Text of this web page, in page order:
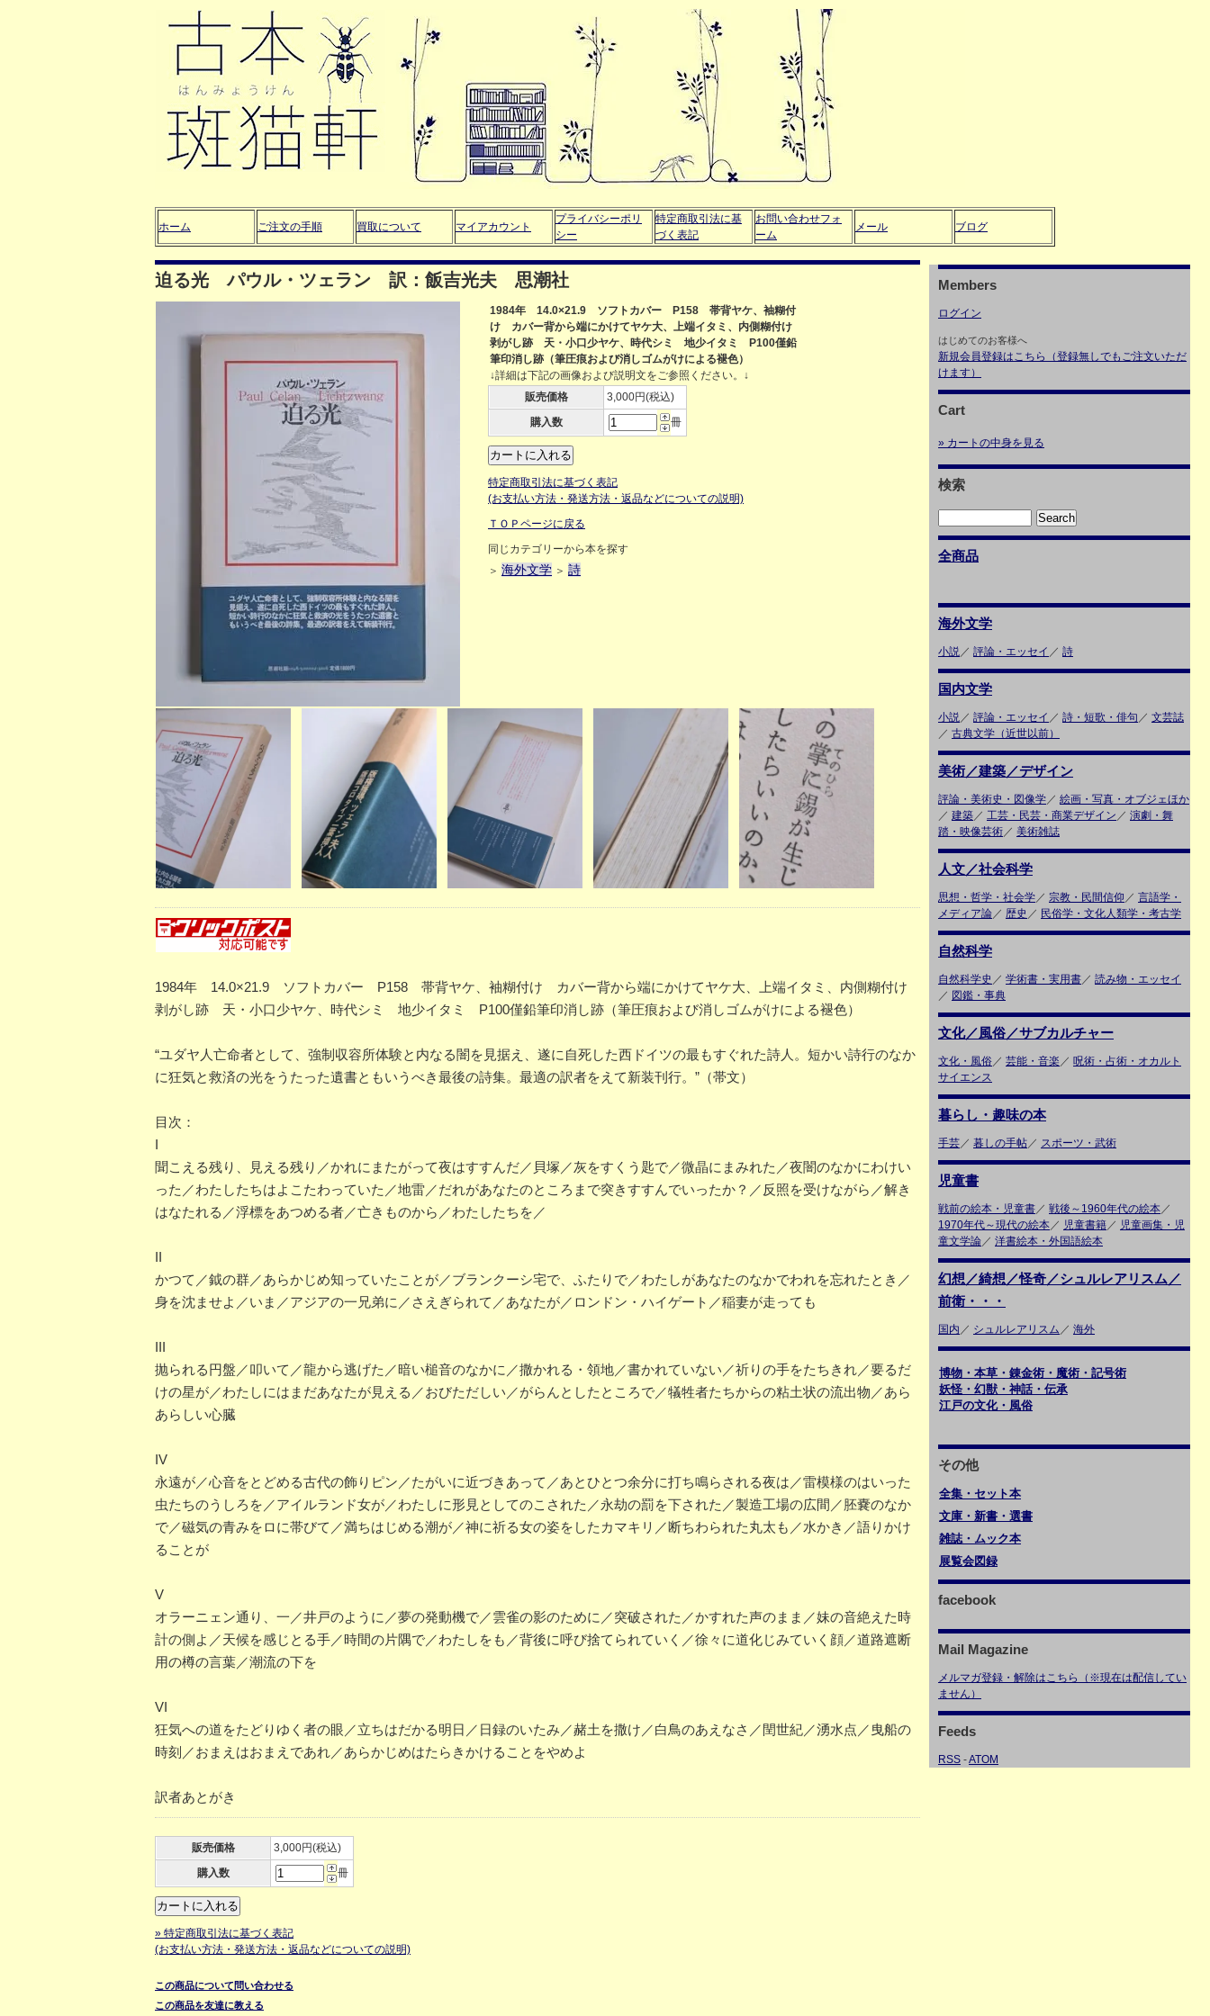
ホーム ご注文の手順 買取について マイアカウント
プライバシーポリ
シー
特定商取引法に基
づく表記
お問い合わせフォ
ーム
メール ブログ
迫る光 パウル・ツェラン 訳：飯吉光夫 思潮社
1984年 14.0×21.9 ソフトカバー P158 帯背ヤケ、袖糊付
け カバー背から端にかけてヤケ大、上端イタミ、内側糊付け
剥がし跡 天・小口少ヤケ、時代シミ 地少イタミ P100僅鉛
筆印消し跡（筆圧痕および消しゴムがけによる褪色）
↓詳細は下記の画像および説明文をご参照ください。↓
販売価格
3,000円(税込)
購入数
冊
特定商取引法に基づく表記
(お支払い方法・発送方法・返品などについての説明)
ＴＯＰページに戻る
同じカテゴリーから本を探す
＞ 海外文学 ＞ 詩
1984年 14.0×21.9 ソフトカバー P158 帯背ヤケ、袖糊付け カバー背から端にかけてヤケ大、上端イタミ、内側糊付け
剥がし跡 天・小口少ヤケ、時代シミ 地少イタミ P100僅鉛筆印消し跡（筆圧痕および消しゴムがけによる褪色）
“ユダヤ人亡命者として、強制収容所体験と内なる闇を見据え、遂に自死した西ドイツの最もすぐれた詩人。短かい詩行のなか
に狂気と救済の光をうたった遺書ともいうべき最後の詩集。最適の訳者をえて新装刊行。”（帯文）
目次：
I
聞こえる残り、見える残り／かれにまたがって夜はすすんだ／貝塚／灰をすくう匙で／微晶にまみれた／夜闇のなかにわけい
った／わたしたちはよこたわっていた／地雷／だれがあなたのところまで突きすすんでいったか？／反照を受けながら／解き
はなたれる／浮標をあつめる者／亡きものから／わたしたちを／
II
かつて／鉞の群／あらかじめ知っていたことが／ブランクーシ宅で、ふたりで／わたしがあなたのなかでわれを忘れたとき／
身を沈ませよ／いま／アジアの一兄弟に／さえぎられて／あなたが／ロンドン・ハイゲート／稲妻が走っても
III
抛られる円盤／叩いて／龍から逃げた／暗い槌音のなかに／撒かれる・領地／書かれていない／祈りの手をたちきれ／要るだ
けの星が／わたしにはまだあなたが見える／おびただしい／がらんとしたところで／犠牲者たちからの粘土状の流出物／あら
あらしい心臓
IV
永遠が／心音をとどめる古代の飾りピン／たがいに近づきあって／あとひとつ余分に打ち鳴らされる夜は／雷模様のはいった
虫たちのうしろを／アイルランド女が／わたしに形見としてのこされた／永劫の罰を下された／製造工場の広間／胚嚢のなか
で／磁気の青みをロに帯びて／満ちはじめる潮が／神に祈る女の姿をしたカマキリ／断ちわられた丸太も／水かき／語りかけ
ることが
V
オラーニェン通り、一／井戸のように／夢の発動機で／雲雀の影のために／突破された／かすれた声のまま／妹の音絶えた時
計の側よ／天候を感じとる手／時間の片隅で／わたしをも／背後に呼び捨てられていく／徐々に道化じみていく顔／道路遮断
用の樽の言葉／潮流の下を
VI
狂気への道をたどりゆく者の眼／立ちはだかる明日／日録のいたみ／赭土を撒け／白鳥のあえなさ／閏世紀／湧水点／曳船の
時刻／おまえはおまえであれ／あらかじめはたらきかけることをやめよ
訳者あとがき
販売価格
3,000円(税込)
購入数
冊
» 特定商取引法に基づく表記
(お支払い方法・発送方法・返品などについての説明)
この商品について問い合わせる
この商品を友達に教える
Members
ログイン
はじめてのお客様へ
新規会員登録はこちら（登録無しでもご注文いただ
けます）
Cart
» カートの中身を見る
検索
全商品
海外文学
小説／ 評論・エッセイ ／ 詩
国内文学
小説／ 評論・エッセイ ／ 詩・短歌・俳句 ／ 文芸誌
／ 古典文学（近世以前）
美術／建築／デザイン
評論・美術史・図像学／ 絵画・写真・オブジェほか
／ 建築／ 工芸・民芸・商業デザイン ／ 演劇・舞
踏・映像芸術／ 美術雑誌
人文／社会科学
思想・哲学・社会学／ 宗教・民間信仰 ／ 言語学・
メディア論／ 歴史 ／ 民俗学・文化人類学・考古学
自然科学
自然科学史 ／ 学術書・実用書／ 読み物・エッセイ
／ 図鑑・事典
文化／風俗／サブカルチャー
文化・風俗／ 芸能・音楽 ／ 呪術・占術・オカルト
サイエンス
暮らし・趣味の本
手芸／ 暮しの手帖／ スポーツ・武術
児童書
戦前の絵本・児童書／ 戦後～1960年代の絵本／
1970年代～現代の絵本／ 児童書籍／ 児童画集・児
童文学論／ 洋書絵本・外国語絵本
幻想／綺想／怪奇／シュルレアリスム／
前衛・・・
国内 ／ シュルレアリスム ／ 海外
博物・本草・錬金術・魔術・記号術
妖怪・幻獣・神話・伝承
江戸の文化・風俗
その他
全集・セット本
文庫・新書・選書
雑誌・ムック本
展覧会図録
facebook
Mail Magazine
メルマガ登録・解除はこちら（※現在は配信してい
ません）
Feeds
RSS -ATOM